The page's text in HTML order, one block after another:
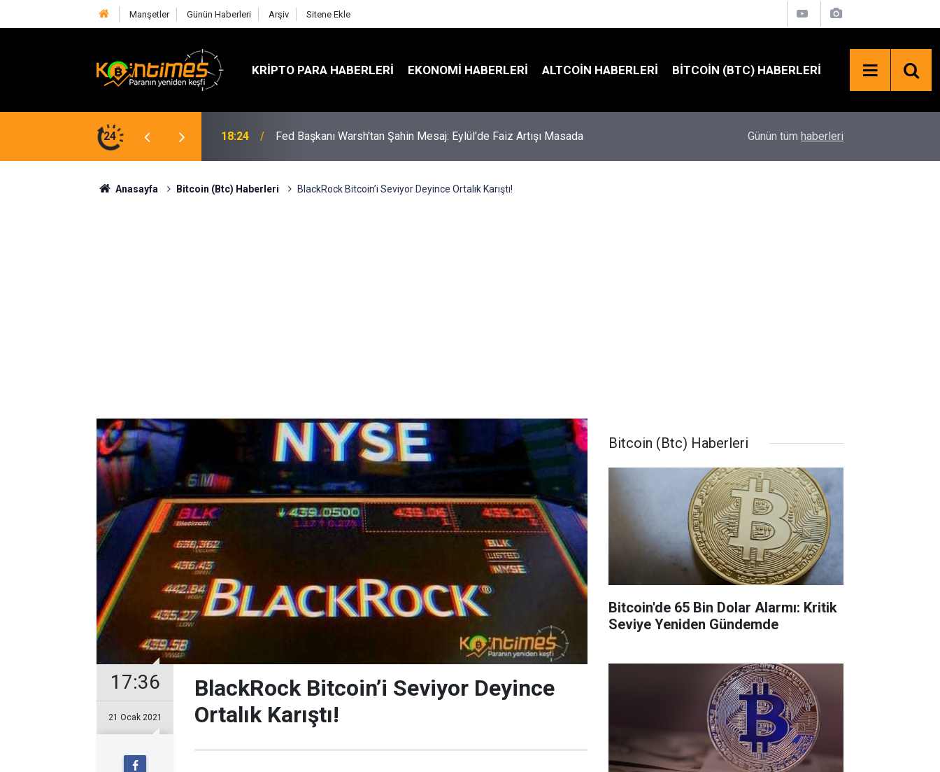
Manşetler Günün Haberleri Arşiv Sitene Ekle
KRIPTO PARA HABERLERI EKONOMI HABERLERI ALTCOIN HABERLERI BITCOIN (BTC) HABERLERI
24
SOL Arzını Sert Şekilde Azaltabilir 18:24 Fed Başkanı Warsh'tan Şahin Mesaj: Eylül'de Faiz Artışı Masada
Bekleniyor
Günün tüm haberleri
Anasayfa Bitcoin (Btc) Haberleri BlackRock Bitcoin’i Seviyor Deyince Ortalık Karıştı!
17:36
21 Ocak 2021
BlackRock Bitcoin’i Seviyor Deyince
Ortalık Karıştı!
Bitcoin (Btc) Haberleri
Bitcoin'de 65 Bin Dolar Alarmı: Kritik
Seviye Yeniden Gündemde